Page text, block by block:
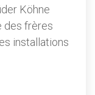
Köhne
des frères
installations